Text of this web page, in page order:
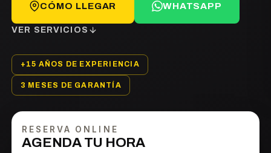
CÓMO LLEGAR WHATSAPP
VER SERVICIOS
+15 AÑOS DE EXPERIENCIA
3 MESES DE GARANTÍA
RESERVA ONLINE
AGENDA TU HORA